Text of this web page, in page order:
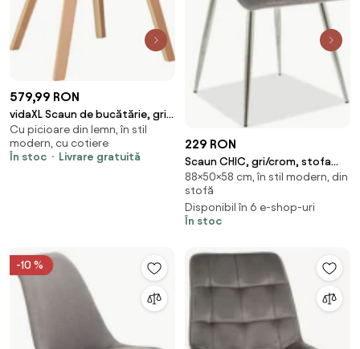
579,99 RON
vidaXL Scaun de bucătărie, gri
deschis, lemn curbat &
țesătură
Cu picioare din lemn, în stil
modern, cu cotiere
În stoc
Livrare gratuită
229 RON
Scaun CHIC, gri/crom, stofa
catifelata/metal, 50x58x88 cm
88×50×58 cm, în stil modern, din
stofă
Disponibil în 6 e-shop-uri
În stoc
-10 %